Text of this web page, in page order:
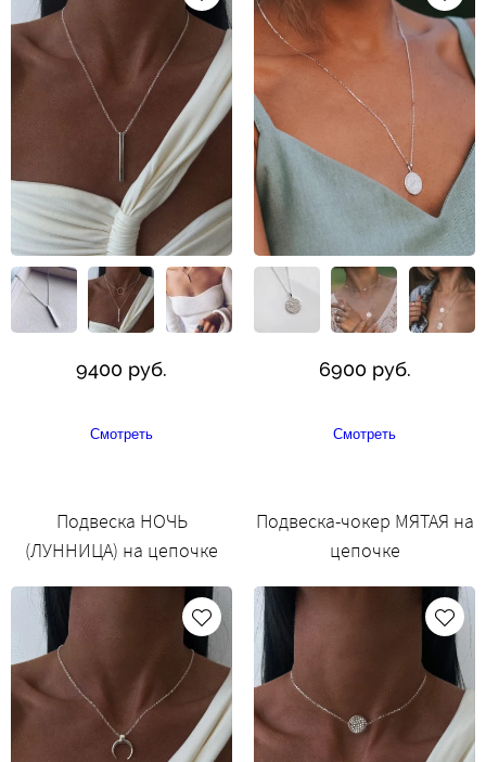
9400 руб.
Смотреть
6900 руб.
Смотреть
Подвеска НОЧЬ
(ЛУННИЦА) на цепочке
Подвеска-чокер МЯТАЯ на
цепочке